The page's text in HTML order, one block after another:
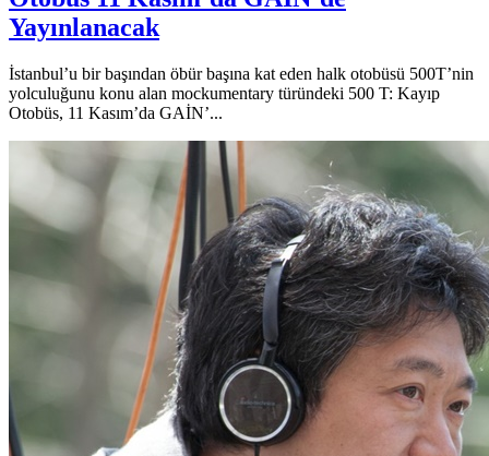
Yayınlanacak
İstanbul’u bir başından öbür başına kat eden halk otobüsü 500T’nin
yolculuğunu konu alan mockumentary türündeki 500 T: Kayıp
Otobüs, 11 Kasım’da GAİN’...